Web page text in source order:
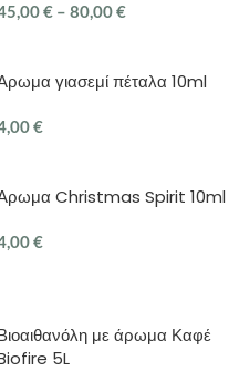
€ – 80,00€
γιασεμί πέταλα 10ml
€
Christmas Spirit 10ml
€
με άρωμα Καφέ
5L